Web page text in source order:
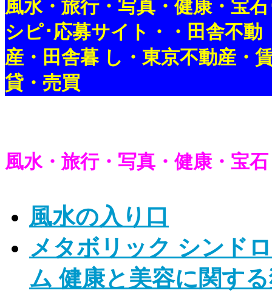
風水・旅行・写真・健康・宝
シピ･応募サイト・・田舎不動
産・田舎暮 し・東京不動産・
貸・売買
風水・旅行・写真・健康・宝石
風水の入り口
メタボリック シンド
ム 健康と美容に関す